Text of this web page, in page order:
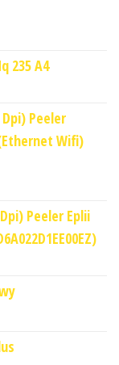
235 A4
Peeler
Wifi)
Peeler Eplii